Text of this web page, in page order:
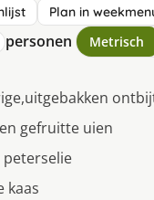
Plan in
personen Metrisch
gefruitte uien
peterselie
kaas